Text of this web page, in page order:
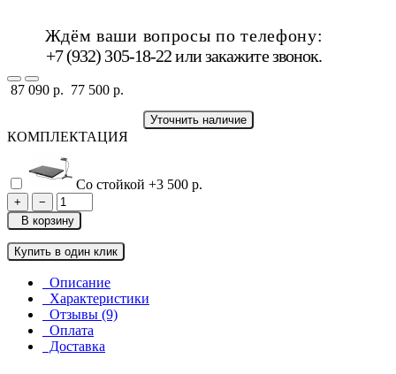
Ждём ваши вопросы по телефону:
+7 (932) 305-18-22 илизакажите звонок.
87 090 р. 77 500 р.
Уточнить наличие
КОМПЛЕКТАЦИЯ
Со стойкой +3 500 р.
+
−
В корзину
Купить в один клик
Описание
Характеристики
Отзывы (9)
Оплата
Доставка